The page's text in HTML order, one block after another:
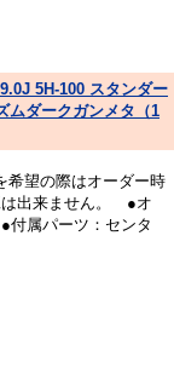
5H-100 スタンダー
ムダークガンメタ（1
希望の際はオーダー時
は出来ません。 ●オ
属パーツ：センタ